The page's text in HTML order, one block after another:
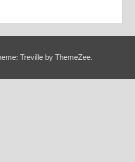
Treville by ThemeZee.